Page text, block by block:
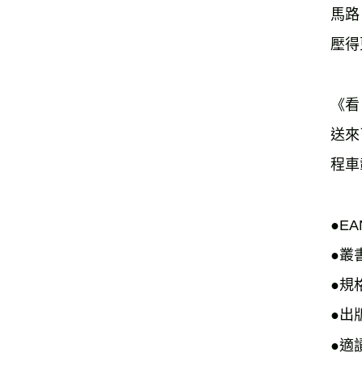
馬
壓
《
送
程
●
●叢
●規
●出
●適